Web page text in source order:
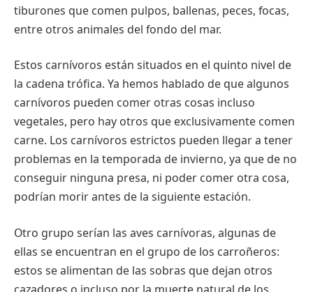
tiburones que comen pulpos, ballenas, peces, focas,
entre otros animales del fondo del mar.
Estos carnívoros están situados en el quinto nivel de
la cadena trófica. Ya hemos hablado de que algunos
carnívoros pueden comer otras cosas incluso
vegetales, pero hay otros que exclusivamente comen
carne. Los carnívoros estrictos pueden llegar a tener
problemas en la temporada de invierno, ya que de no
conseguir ninguna presa, ni poder comer otra cosa,
podrían morir antes de la siguiente estación.
Otro grupo serían las aves carnívoras, algunas de
ellas se encuentran en el grupo de los carroñeros:
estos se alimentan de las sobras que dejan otros